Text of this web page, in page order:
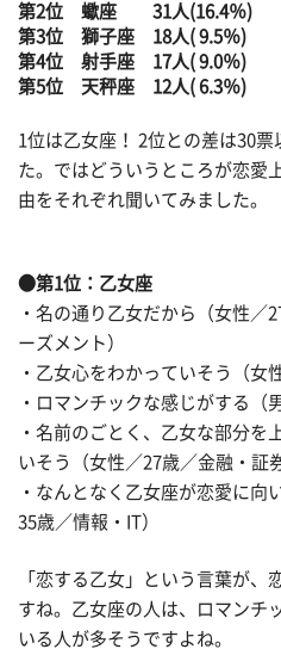
第2位 蠍座 31人(16.4％)
第3位 獅子座 18人( 9.5％)
第4位 射手座 17人( 9.0％)
第5位 天秤座 12人( 6.3％)
1位は乙女座！ 2位との差は30
た。ではどういうところが恋愛
由をそれぞれ聞いてみました。
●第1位：乙女座
・名の通り乙女だから（女性／
ーズメント）
・乙女心をわかっていそう（女
・ロマンチックな感じがする（
・名前のごとく、乙女な部分を
いそう（女性／27歳／金融・証
・なんとなく乙女座が恋愛に向
35歳／情報・IT）
「恋する乙女」という言葉が、
すね。乙女座の人は、ロマンチ
いる人が多そうですよね。